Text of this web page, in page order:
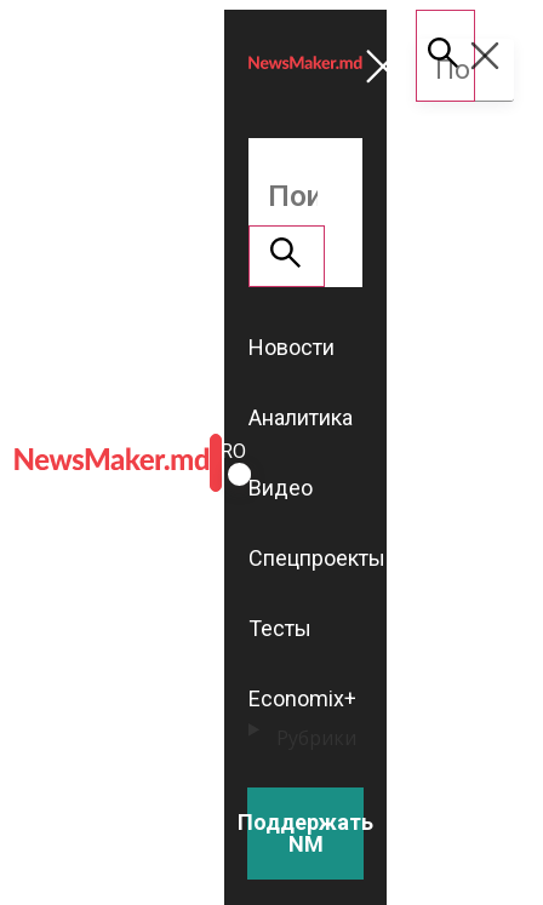
ROMÂNĂ
RU
Новости
Аналитика
Видео
Спецпроекты
Тесты
Economix+
Поддержать
NM